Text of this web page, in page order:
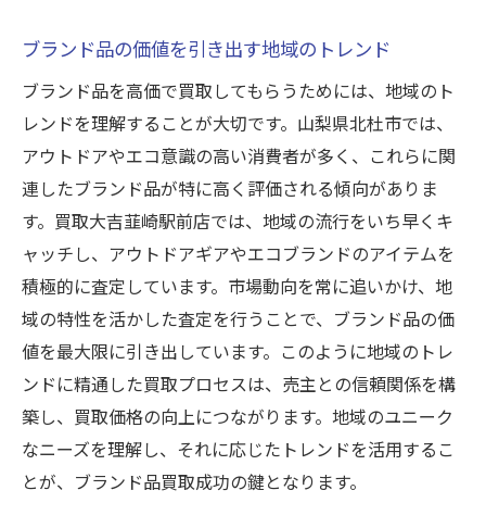
競合分析で差をつける方法
ブランド品の価値を最大化するために知ってお
くべきこと
ブランド品のコンディション管理法
付属品の有無が買取額に与える影響
保管方法による価値の維持
ブランド品の歴史とその価値
市場での需要を調べる方法
プロの視点で見るブランドの重要性
賢い買取のためのポイント北杜市で高く売る方
法
北杜市の買取店をうまく選ぶコツ
季節ごとの売却タイミング
ブランド品の価値を引き出す地域のトレンド
ブランド品を高価で買取してもらうためには、地域のト
レンドを理解することが大切です。山梨県北杜市では、
アウトドアやエコ意識の高い消費者が多く、これらに関
連したブランド品が特に高く評価される傾向がありま
す。買取大吉韮崎駅前店では、地域の流行をいち早くキ
ャッチし、アウトドアギアやエコブランドのアイテムを
積極的に査定しています。市場動向を常に追いかけ、地
域の特性を活かした査定を行うことで、ブランド品の価
値を最大限に引き出しています。このように地域のトレ
ンドに精通した買取プロセスは、売主との信頼関係を構
築し、買取価格の向上につながります。地域のユニーク
なニーズを理解し、それに応じたトレンドを活用するこ
とが、ブランド品買取成功の鍵となります。